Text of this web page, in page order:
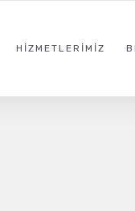
HIZMETLERIMIZ